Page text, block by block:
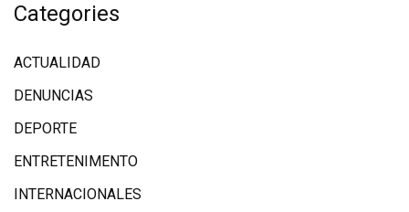
Categories
ACTUALIDAD
DENUNCIAS
DEPORTE
ENTRETENIMENTO
INTERNACIONALES